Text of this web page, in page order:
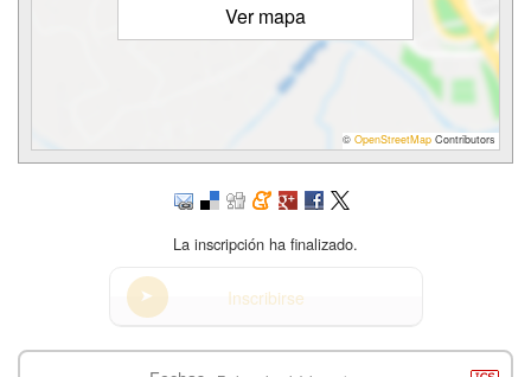
Ver mapa
© OpenStreetMap Contributors
La inscripción ha finalizado.
Inscribirse